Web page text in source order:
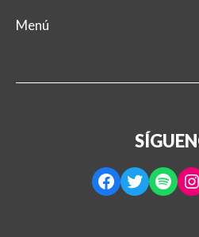
Menú
Facebook
Twitter